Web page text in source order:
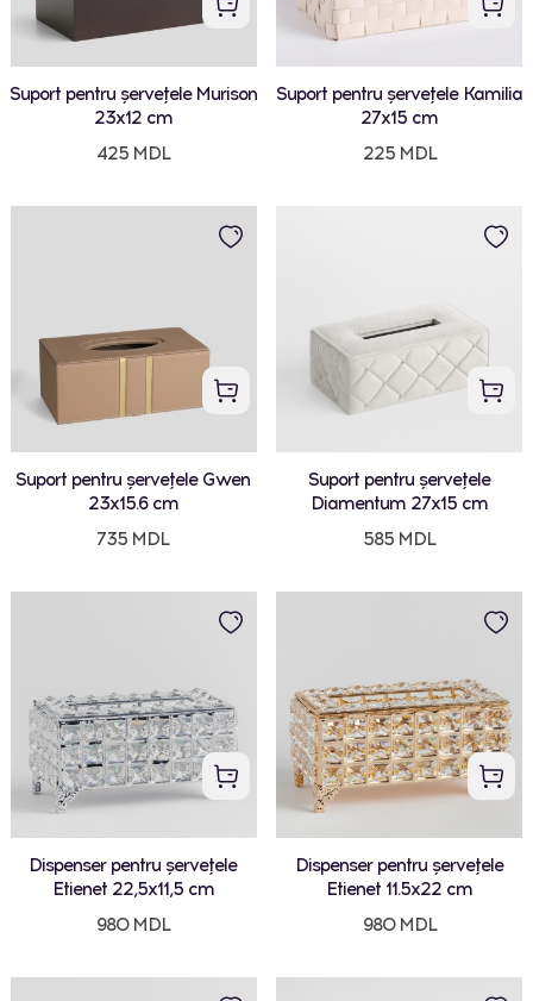
Suport pentru șervețele Murison
23x12 cm
425 MDL
Suport pentru șervețele Kamilia
27x15 cm
225 MDL
Suport pentru șervețele Gwen
23x15.6 cm
735 MDL
Suport pentru șervețele
Diamentum 27x15 cm
585 MDL
Dispenser pentru șervețele
Etienet 22,5x11,5 cm
980 MDL
Dispenser pentru șervețele
Etienet 11.5x22 cm
980 MDL